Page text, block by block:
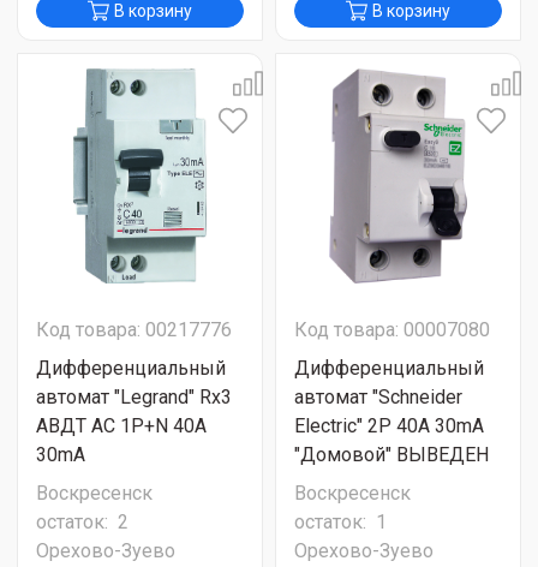
В корзину В корзину
Код товара: 00217776
Дифференциальный
автомат "Legrand" Rx3
АВДТ АC 1Р+N 40A
30mA
Воскресенск
остаток: 2
Орехово-Зуево
Код товара: 00007080
Дифференциальный
автомат "Schneider
Electric" 2P 40A 30mA
"Домовой" ВЫВЕДЕН
Воскресенск
остаток: 1
Орехово-Зуево